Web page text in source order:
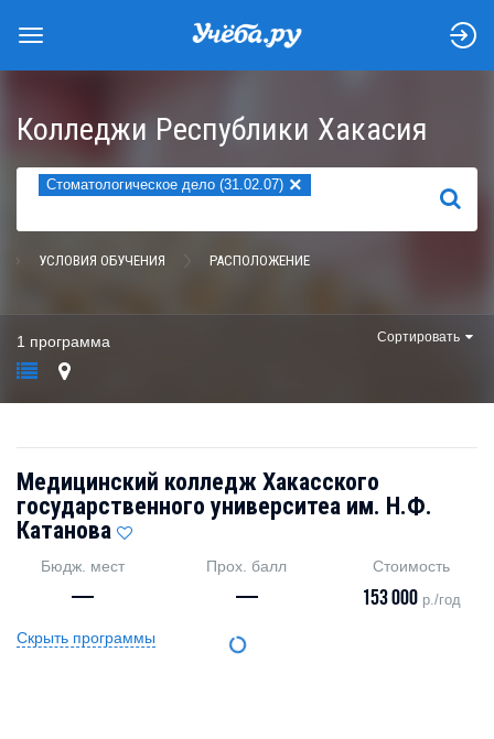
Колледжи Республики Хакасия
Стоматологическое дело (31.02.07) ×
НАЙТИ
УСЛОВИЯ ОБУЧЕНИЯ РАСПОЛОЖЕНИЕ
1 программа Сортировать
Медицинский колледж Хакасского
государственного университеа им. Н.Ф.
Катанова
Бюдж. мест
—
Прох. балл
—
Стоимость
153 000 р./год
Скрыть программы